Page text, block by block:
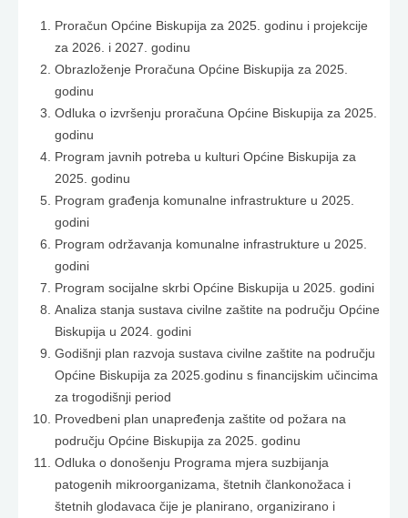
Proračun Općine Biskupija za 2025. godinu i projekcije
za 2026. i 2027. godinu
Obrazloženje Proračuna Općine Biskupija za 2025.
godinu
Odluka o izvršenju proračuna Općine Biskupija za 2025.
godinu
Program javnih potreba u kulturi Općine Biskupija za
2025. godinu
Program građenja komunalne infrastrukture u 2025.
godini
Program održavanja komunalne infrastrukture u 2025.
godini
Program socijalne skrbi Općine Biskupija u 2025. godini
Analiza stanja sustava civilne zaštite na području Općine
Biskupija u 2024. godini
Godišnji plan razvoja sustava civilne zaštite na području
Općine Biskupija za 2025.godinu s financijskim učincima
za trogodišnji period
Provedbeni plan unapređenja zaštite od požara na
području Općine Biskupija za 2025. godinu
Odluka o donošenju Programa mjera suzbijanja
patogenih mikroorganizama, štetnih člankonožaca i
štetnih glodavaca čije je planirano, organizirano i